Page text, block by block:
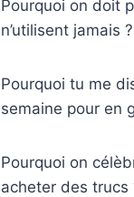
Pourquoi on doit
n’utilisent jamais ?
Pourquoi tu me
semaine pour en
Pourquoi on
acheter des trucs